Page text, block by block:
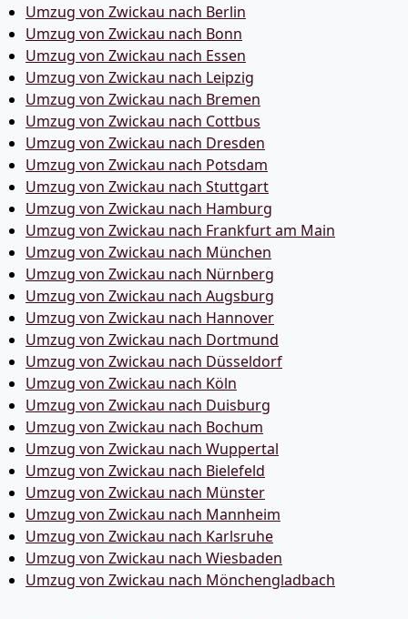
Umzug von Zwickau nach Berlin
Umzug von Zwickau nach Bonn
Umzug von Zwickau nach Essen
Umzug von Zwickau nach Leipzig
Umzug von Zwickau nach Bremen
Umzug von Zwickau nach Cottbus
Umzug von Zwickau nach Dresden
Umzug von Zwickau nach Potsdam
Umzug von Zwickau nach Stuttgart
Umzug von Zwickau nach Hamburg
Umzug von Zwickau nach Frankfurt am Main
Umzug von Zwickau nach München
Umzug von Zwickau nach Nürnberg
Umzug von Zwickau nach Augsburg
Umzug von Zwickau nach Hannover
Umzug von Zwickau nach Dortmund
Umzug von Zwickau nach Düsseldorf
Umzug von Zwickau nach Köln
Umzug von Zwickau nach Duisburg
Umzug von Zwickau nach Bochum
Umzug von Zwickau nach Wuppertal
Umzug von Zwickau nach Bielefeld
Umzug von Zwickau nach Münster
Umzug von Zwickau nach Mannheim
Umzug von Zwickau nach Karlsruhe
Umzug von Zwickau nach Wiesbaden
Umzug von Zwickau nach Mönchen­gladbach